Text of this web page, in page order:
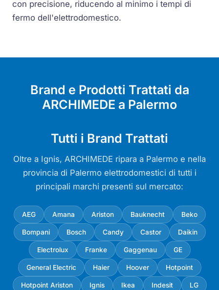
con precisione, riducendo al minimo i tempi di
fermo dell'elettrodomestico.
Brand e Prodotti Trattati da
ARCHIMEDE a Palermo
Tutti i Brand Trattati
Oltre a Ignis, ARCHIMEDE ripara a Palermo e nella
provincia di Palermo elettrodomestici di tutti i
principali marchi presenti sul mercato:
AEG Amana Ariston Bauknecht Beko
Bompani Bosch Candy Castor Daikin
Electrolux Franke Gaggenau GE
General Electric Haier Hoover Hotpoint
Hotpoint Ariston Ignis Ikea Indesit LG